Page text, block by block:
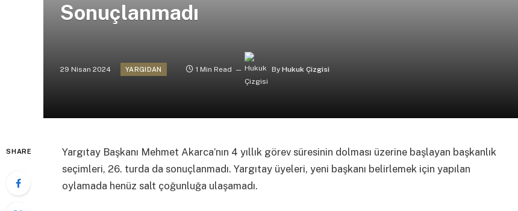
Sonuçlanmadı
29 Nisan 2024 YARGIDAN 1 Min Read By Hukuk Çizgisi
SHARE
Yargıtay Başkanı Mehmet Akarca’nın 4 yıllık görev süresinin dolması üzerine başlayan başkanlık
seçimleri, 26. turda da sonuçlanmadı. Yargıtay üyeleri, yeni başkanı belirlemek için yapılan
oylamada henüz salt çoğunluğa ulaşamadı.